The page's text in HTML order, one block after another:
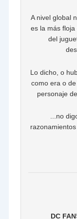
A nivel global
es la más
del
Lo dicho, o
como era o
personaje
...no
DC FAN